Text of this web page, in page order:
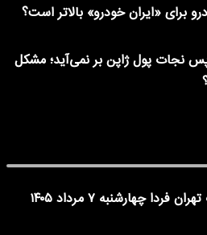
برای «ایران خودرو» بالاتر است؟
پس نجات پول ژاپن بر نمی‌آید؛ مشکل
فوری | ادارات تهران فردا چهارشنبه ۷ مرداد ۱۴۰۵